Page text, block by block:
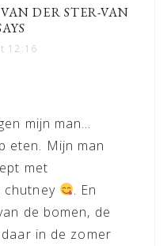
DER STER-VAN
12:16
mijn man…
eten. Mijn man
met
chutney
. En
de bomen, de
in de zomer